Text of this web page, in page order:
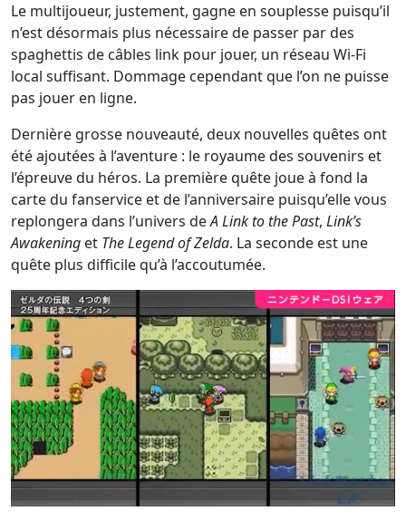
Le multijoueur, justement, gagne en souplesse puisqu’il
n’est désormais plus nécessaire de passer par des
spaghettis de câbles link pour jouer, un réseau Wi-Fi
local suffisant. Dommage cependant que l’on ne puisse
pas jouer en ligne.
Dernière grosse nouveauté, deux nouvelles quêtes ont
été ajoutées à l’aventure : le royaume des souvenirs et
l’épreuve du héros. La première quête joue à fond la
carte du fanservice et de l’anniversaire puisqu’elle vous
replongera dans l’univers deA Link to the Past, Link’s
Awakening et The Legend of Zelda. La seconde est une
quête plus difficile qu’à l’accoutumée.